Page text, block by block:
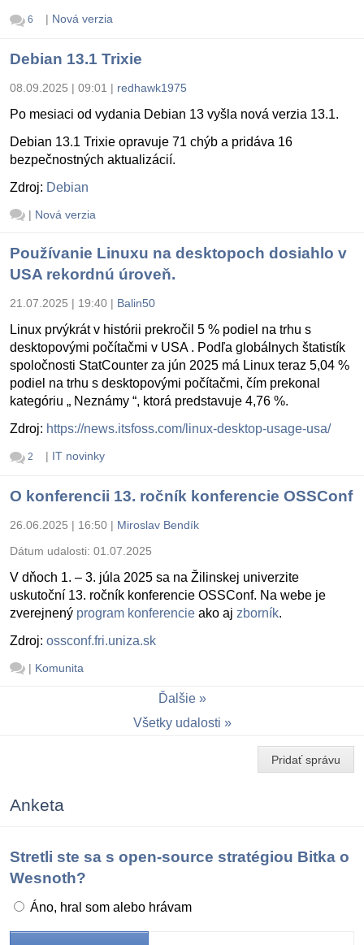
6 | Nová verzia
Debian 13.1 Trixie
08.09.2025 | 09:01 | redhawk1975
Po mesiaci od vydania Debian 13 vyšla nová verzia 13.1.
Debian 13.1 Trixie opravuje 71 chýb a pridáva 16
bezpečnostných aktualizácií.
Zdroj: Debian
| Nová verzia
Používanie Linuxu na desktopoch dosiahlo v
USA rekordnú úroveň.
21.07.2025 | 19:40 | Balin50
Linux prvýkrát v histórii prekročil 5 % podiel na trhu s
desktopovými počítačmi v USA . Podľa globálnych štatistík
spoločnosti StatCounter za jún 2025 má Linux teraz 5,04 %
podiel na trhu s desktopovými počítačmi, čím prekonal
kategóriu „ Neznámy “, ktorá predstavuje 4,76 %.
Zdroj: https://news.itsfoss.com/linux-desktop-usage-usa/
2 | IT novinky
O konferencii 13. ročník konferencie OSSConf
26.06.2025 | 16:50 | Miroslav Bendík
Dátum udalosti: 01.07.2025
V dňoch 1. – 3. júla 2025 sa na Žilinskej univerzite
uskutoční 13. ročník konferencie OSSConf. Na webe je
zverejnený program konferencie ako aj zborník.
Zdroj: ossconf.fri.uniza.sk
| Komunita
Ďalšie
Všetky udalosti
Pridať správu
Anketa
Stretli ste sa s open-source stratégiou Bitka o
Wesnoth?
Áno, hral som alebo hrávam